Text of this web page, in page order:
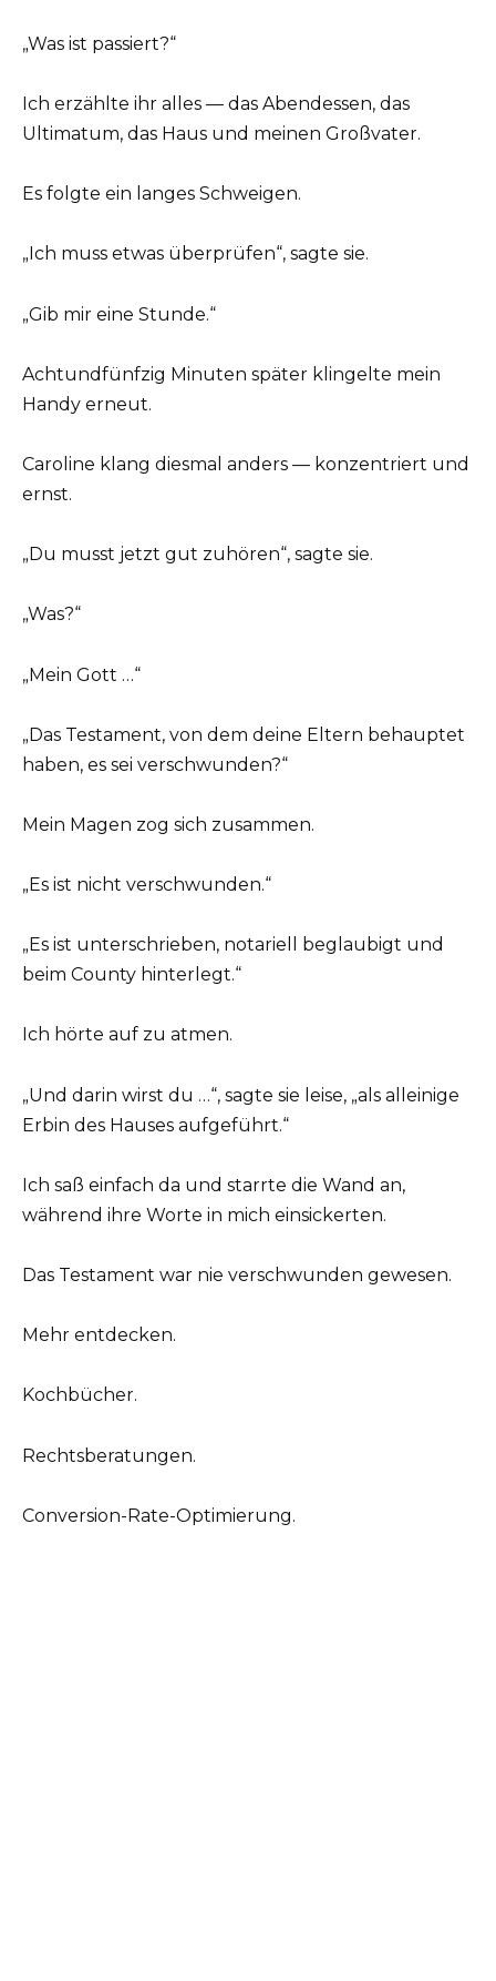
„Was ist passiert?“
Ich erzählte ihr alles — das Abendessen, das
Ultimatum, das Haus und meinen Großvater.
Es folgte ein langes Schweigen.
„Ich muss etwas überprüfen“, sagte sie.
„Gib mir eine Stunde.“
Achtundfünfzig Minuten später klingelte mein
Handy erneut.
Caroline klang diesmal anders — konzentriert und
ernst.
„Du musst jetzt gut zuhören“, sagte sie.
„Was?“
„Mein Gott …“
„Das Testament, von dem deine Eltern behauptet
haben, es sei verschwunden?“
Mein Magen zog sich zusammen.
„Es ist nicht verschwunden.“
„Es ist unterschrieben, notariell beglaubigt und
beim County hinterlegt.“
Ich hörte auf zu atmen.
„Und darin wirst du …“, sagte sie leise, „als alleinige
Erbin des Hauses aufgeführt.“
Ich saß einfach da und starrte die Wand an,
während ihre Worte in mich einsickerten.
Das Testament war nie verschwunden gewesen.
Mehr entdecken.
Kochbücher.
Rechtsberatungen.
Conversion-Rate-Optimierung.